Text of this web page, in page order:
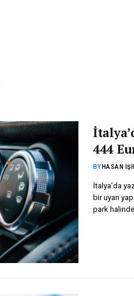
444
BY HASAN
İtalya’da
bir uyarı
park